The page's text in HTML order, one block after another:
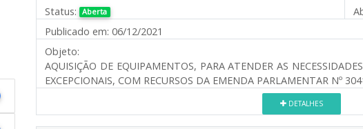
Status: Aberta
Publicado em: 06/12/2021
Objeto:
AQUISIÇÃO DE EQUIPAMENTOS, PARA ATENDER AS
EXCEPCIONAIS, COM RECURSOS DA EMENDA PARLAMENTAR Nº
DETALHES